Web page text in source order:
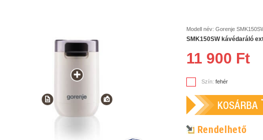
Modell név: Gorenje
SMK150SW kávédaráló
11 900 Ft
Szín: fehér
Rendelhető